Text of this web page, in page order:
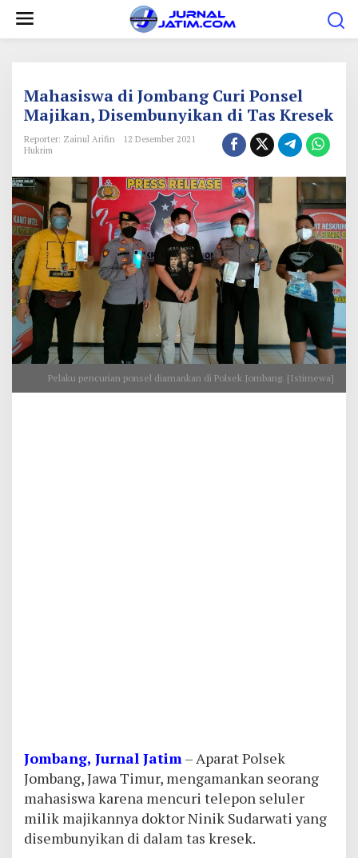
Mahasiswa di Jombang Curi Ponsel
Majikan, Disembunyikan di Tas Kresek
Reporter: Zainul Arifin
12 Desember 2021
Hukrim
Pelaku pencurian ponsel diamankan di Polsek Jombang. [Istimewa]
Jombang, Jurnal Jatim– Aparat Polsek
Jombang, Jawa Timur, mengamankan seorang
mahasiswa karena mencuri telepon seluler
milik majikannya doktor Ninik Sudarwati yang
disembunyikan di dalam tas kresek.